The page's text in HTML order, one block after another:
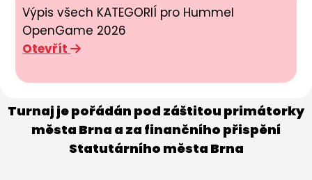
Výpis všech KATEGORIÍ pro Hummel
OpenGame 2026
Otevřít
Turnaj je pořádán pod záštitou primátorky
města Brna a za finančního přispění
Statutárního města Brna